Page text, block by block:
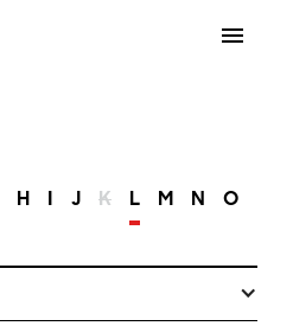
H I J K L M N O